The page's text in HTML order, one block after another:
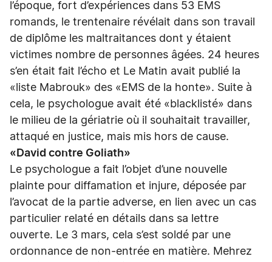
l’époque, fort d’expériences dans 53 EMS
romands, le trentenaire révélait dans son travail
de diplôme les maltraitances dont y étaient
victimes nombre de personnes âgées. 24 heures
s’en était fait l’écho et Le Matin avait publié la
«liste Mabrouk» des «EMS de la honte». Suite à
cela, le psychologue avait été «blacklisté» dans
le milieu de la gériatrie où il souhaitait travailler,
attaqué en justice, mais mis hors de cause.
«David contre Goliath»
Le psychologue a fait l’objet d’une nouvelle
plainte pour diffamation et injure, déposée par
l’avocat de la partie adverse, en lien avec un cas
particulier relaté en détails dans sa lettre
ouverte. Le 3 mars, cela s’est soldé par une
ordonnance de non-entrée en matière. Mehrez